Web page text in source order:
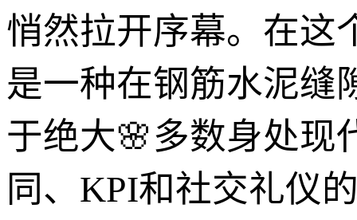
悄然拉开序幕。在这
是一种在钢筋水泥缝
于绝大🌸多数身处现
同、KPI和社交礼仪